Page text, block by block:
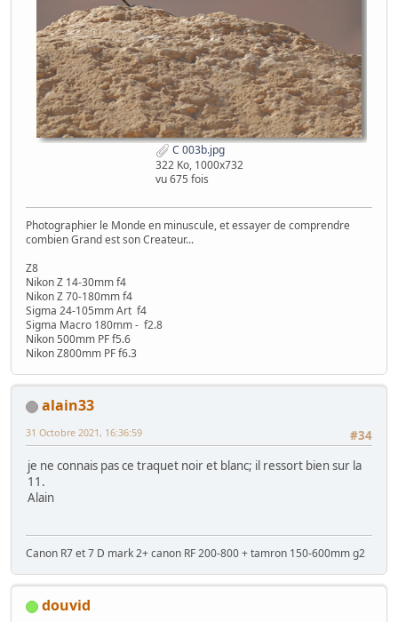
C 003b.jpg
322 Ko, 1000x732
vu 675 fois
Photographier le Monde en minuscule, et essayer de comprendre
combien Grand est son Createur...
Z8
Nikon Z 14-30mm f4
Nikon Z 70-180mm f4
Sigma 24-105mm Art f4
Sigma Macro 180mm - f2.8
Nikon 500mm PF f5.6
Nikon Z800mm PF f6.3
alain33
#34
31 Octobre 2021, 16:36:59
je ne connais pas ce traquet noir et blanc; il ressort bien sur la
11.
Alain
Canon R7 et 7 D mark 2+ canon RF 200-800 + tamron 150-600mm g2
douvid